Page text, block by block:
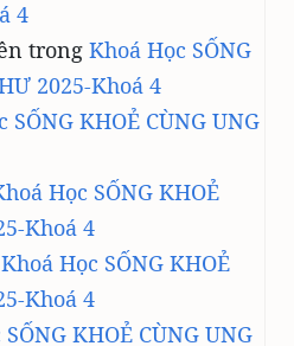
4
trong Khoá Học SỐNG
2025-Khoá 4
SỐNG KHOẺ CÙNG UNG
Học SỐNG KHOẺ
Khoá 4
Khoá Học SỐNG KHOẺ
Khoá 4
KHOẺ CÙNG UNG